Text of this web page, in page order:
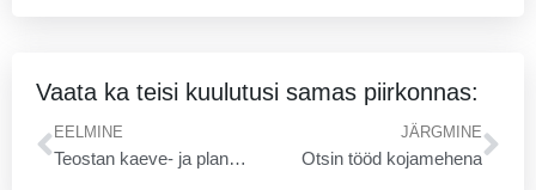
Vaata ka teisi kuulutusi samas piirkonnas:
Prev
EELMINE
Teostan kaeve- ja planeerimistöid
JÄRGMINE
Otsin tööd kojamehena